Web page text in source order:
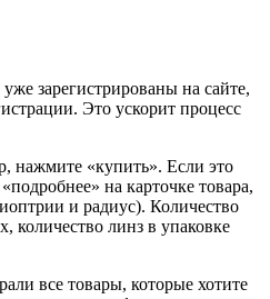
зарегистрированы на сайте,
Это ускорит процесс
«купить». Если это
на карточке товара,
и радиус). Количество
количество линз в упаковке
все товары, которые хотите